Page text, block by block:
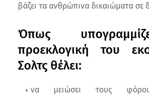
βάζει τα ανθρώπινα δικαιώματα σε
Όπως
προεκλογική του
Σολτς θέλει:
να μειώσει τους